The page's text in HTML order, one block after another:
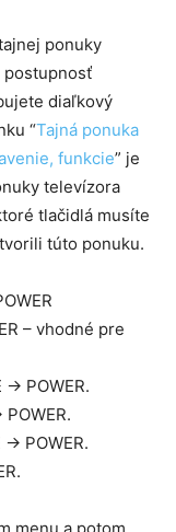
ponuky
postupnosť
diaľkový
“Tajná ponuka
funkcie” je
televízora
tlačidlá musíte
túto ponuku.
– vhodné pre
POWER.
POWER.